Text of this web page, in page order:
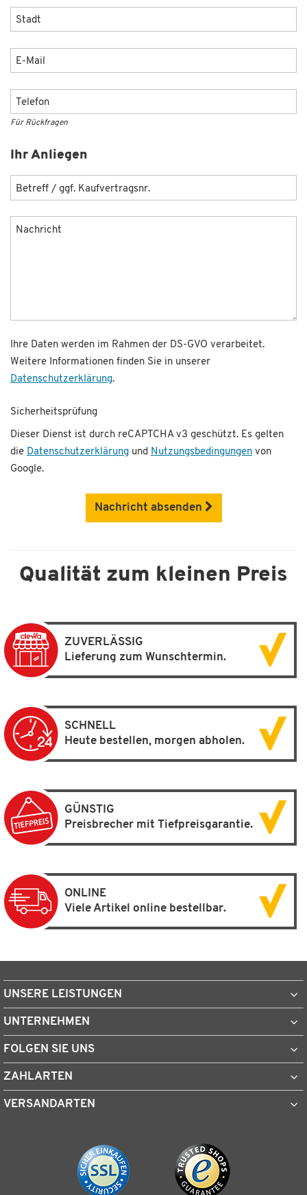
Stadt
E-Mail
Telefon
Für Rückfragen
Ihr Anliegen
Betreff / ggf. Kaufvertragsnr.
Nachricht
Ihre Daten werden im Rahmen der DS-GVO verarbeitet.
Weitere Informationen finden Sie in unserer
Datenschutzerklärung.
Sicherheitsprüfung
Dieser Dienst ist durch reCAPTCHA v3 geschützt. Es gelten
die Datenschutzerklärung und Nutzungsbedingungen von
Google.
Nachricht absenden
Qualität zum kleinen Preis
ZUVERLÄSSIG
Lieferung zum Wunschtermin.
SCHNELL
Heute bestellen, morgen abholen.
GÜNSTIG
Preisbrecher mit Tiefpreisgarantie.
ONLINE
Viele Artikel online bestellbar.
UNSERE LEISTUNGEN
UNTERNEHMEN
FOLGEN SIE UNS
ZAHLARTEN
VERSANDARTEN